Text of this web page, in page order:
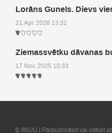
Lorāns Gunels. Dievs
21.Apr, 2026 13:32
Ziemassvētku dāvanas
17.Nov, 2025 10:33
© IINUU | Pārpublicējot vai citējot